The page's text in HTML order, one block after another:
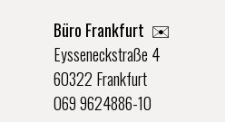
Büro Frankfurt ✉️
Eysseneckstraße 4
60322 Frankfurt
069 9624886-10